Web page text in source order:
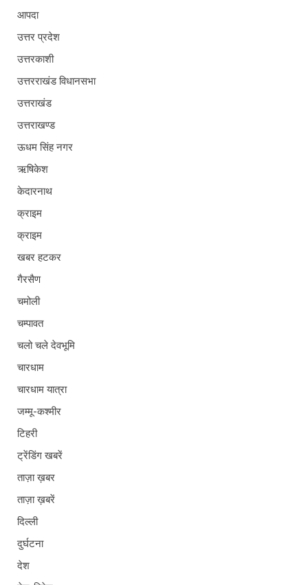
आपदा
उत्तर प्रदेश
उत्तरकाशी
उत्तरराखंड विधानसभा
उत्तराखंड
उत्तराखण्ड
ऊधम सिंह नगर
ऋषिकेश
केदारनाथ
क्राइम
क्राइम
खबर हटकर
गैरसैण
चमोली
चम्पावत
चलो चले देवभूमि
चारधाम
चारधाम यात्रा
जम्मू-कश्मीर
टिहरी
ट्रेंडिंग खबरें
ताज़ा ख़बर
ताज़ा ख़बरें
दिल्ली
दुर्घटना
देश